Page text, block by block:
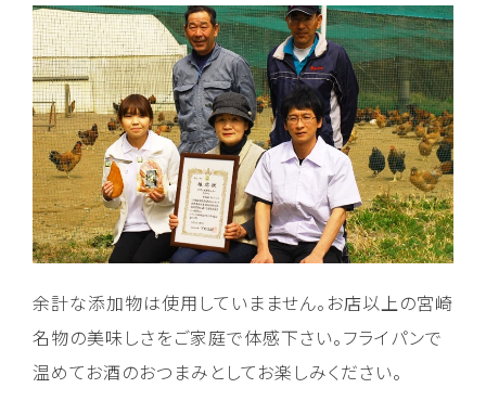
余計な添加物は使用していまません。お店以上の宮崎
名物の美味しさをご家庭で体感下さい。フライパンで
温めてお酒のおつまみとしてお楽しみください。